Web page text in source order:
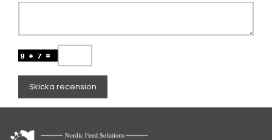
Skicka recension